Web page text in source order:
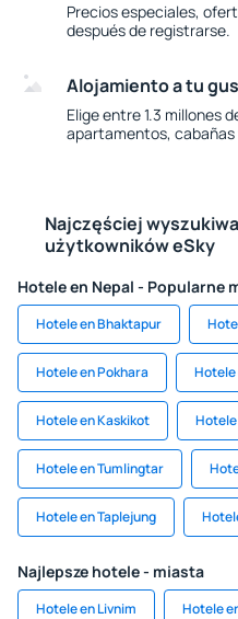
Precios especiales,
después de registrarse.
Alojamiento a tu
Elige entre 1.3 millones
apartamentos, cabañas
Najczęściej
użytkowników eSky
Hotele en Nepal - Popularne
Hotele en Bhaktapur
Hotele en Pokhara Hotele
Hotele en Kaskikot
Hotele en Tumlingtar
Hotele en Taplejung
Najlepsze hotele - miasta
Hotele en Livnim Hotele